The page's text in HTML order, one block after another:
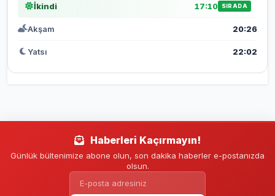
İkindi 17:10 SIRADA
Akşam 20:26
Yatsı 22:02
Haberleri Kaçırmayın!
Günlük bültenimize abone olun, son dakika haberler e-postanızda
olsun.